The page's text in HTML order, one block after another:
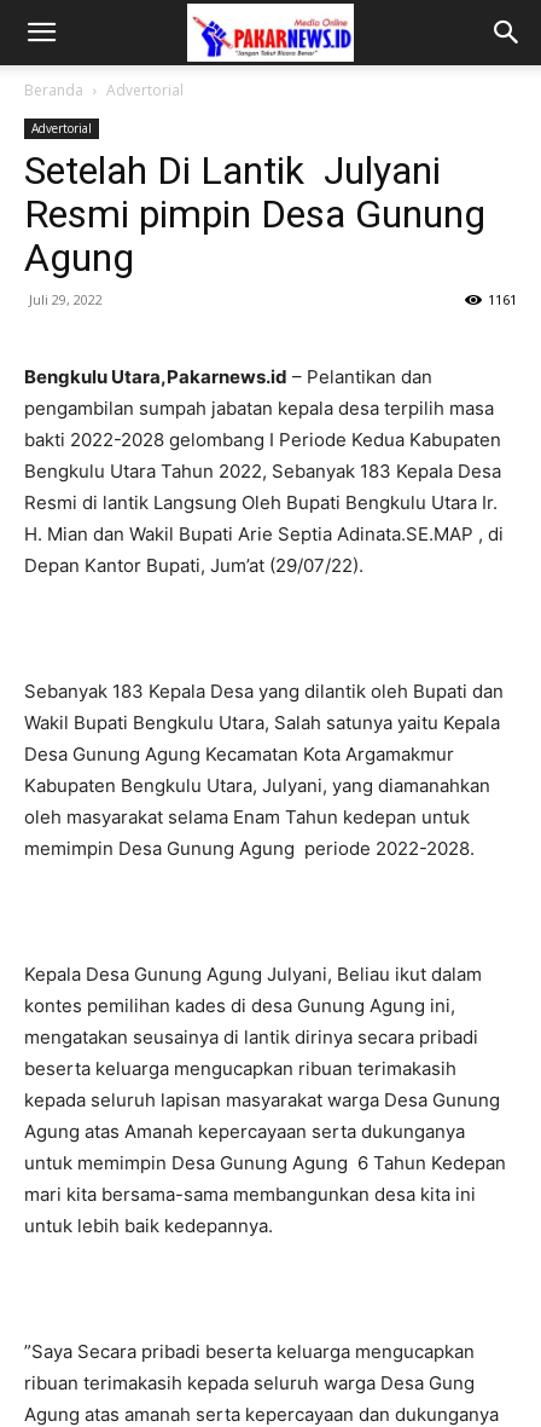
Beranda Advertorial
Advertorial
Setelah Di Lantik Julyani
Resmi pimpin Desa Gunung
Agung
Juli 29, 2022 1161
Bengkulu Utara,Pakarnews.id – Pelantikan dan
pengambilan sumpah jabatan kepala desa terpilih masa
bakti 2022-2028 gelombang I Periode Kedua Kabupaten
Bengkulu Utara Tahun 2022, Sebanyak 183 Kepala Desa
Resmi di lantik Langsung Oleh Bupati Bengkulu Utara Ir.
H. Mian dan Wakil Bupati Arie Septia Adinata.SE.MAP , di
Depan Kantor Bupati, Jum’at (29/07/22).
Sebanyak 183 Kepala Desa yang dilantik oleh Bupati dan
Wakil Bupati Bengkulu Utara, Salah satunya yaitu Kepala
Desa Gunung Agung Kecamatan Kota Argamakmur
Kabupaten Bengkulu Utara, Julyani, yang diamanahkan
oleh masyarakat selama Enam Tahun kedepan untuk
memimpin Desa Gunung Agung periode 2022-2028.
Kepala Desa Gunung Agung Julyani, Beliau ikut dalam
kontes pemilihan kades di desa Gunung Agung ini,
mengatakan seusainya di lantik dirinya secara pribadi
beserta keluarga mengucapkan ribuan terimakasih
kepada seluruh lapisan masyarakat warga Desa Gunung
Agung atas Amanah kepercayaan serta dukunganya
untuk memimpin Desa Gunung Agung 6 Tahun Kedepan
mari kita bersama-sama membangunkan desa kita ini
untuk lebih baik kedepannya.
”Saya Secara pribadi beserta keluarga mengucapkan
ribuan terimakasih kepada seluruh warga Desa Gung
Agung atas amanah serta kepercayaan dan dukunganya